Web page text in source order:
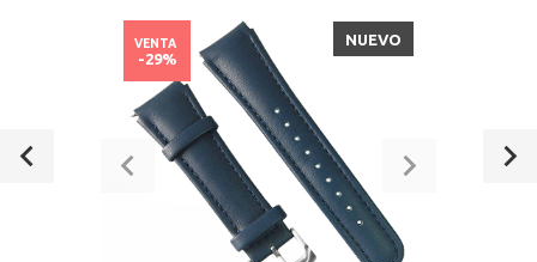
NUEVO
VENTA
-29%